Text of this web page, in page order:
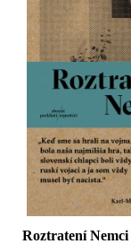
smutná kniha o
ľudí žijúcich na
sveta i o
ktorý je hybnou,
zhubnou silou
mnohých národov.
Roztratení Nemci